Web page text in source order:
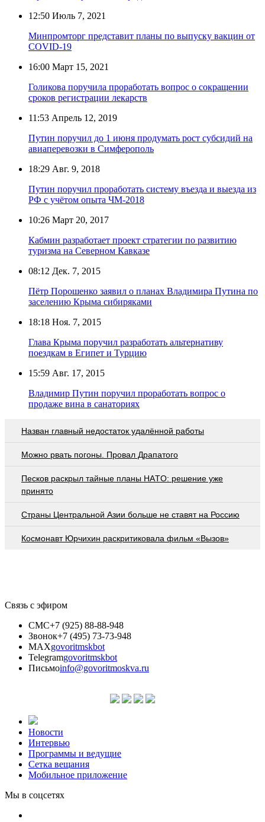
12:50 Июль 7, 2021
Минпромторг представит планы по выпуску вакцин от
COVID-19
16:00 Март 15, 2021
Голикова поручила проработать вопрос о сокращении
сроков регистрации лекарств
11:53 Апрель 12, 2019
Путин поручил до 1 июня продумать рост субсидий на
авиаперевозки в Симферополь
18:29 Авг. 9, 2018
Путин поручил проработать систему въезда и выезда из
РФ с учётом опыта ЧМ-2018
10:26 Март 20, 2017
Кабмин разработает проект стратегии по развитию
туризма на Северном Кавказе
08:12 Дек. 7, 2015
Пётр Порошенко заявил о планах Владимира Путина по
заселению Крыма сибиряками
18:18 Ноя. 7, 2015
Глава Крыма поручил разработать альтернативу
поездкам в Египет и Турцию
15:59 Авг. 17, 2015
Владимир Путин поручил проработать вопрос о
продаже вина в санаториях
Назван главный недостаток удалённой работы
Можно рвать погоны. Провал Драпатого
Пecкoв рacкрыл тaйныe плaны НAТO: рeшeниe ужe
принятo
Страны Центральной Азии больше не ставят на Россию
Космонавт Юрчихин раскритиковала фильм «Вызов»
Связь с эфиром
СМС+7 (925) 88-88-948
Звонок+7 (495) 73-73-948
MAXgovoritmskbot
Telegramgovoritmskbot
Письмоinfo@govoritmoskva.ru
Новости
Интервью
Программы и ведущие
Сетка вещания
Мобильное приложение
Мы в соцсетях